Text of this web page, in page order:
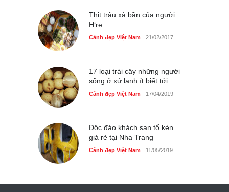
Thịt trâu xà bần của người
H‘re
Cảnh đẹp Việt Nam 21/02/2017
17 loại trái cây những người
sống ở xứ lạnh ít biết tới
Cảnh đẹp Việt Nam 17/04/2019
Độc đáo khách sạn tổ kén
giá rẻ tại Nha Trang
Cảnh đẹp Việt Nam 11/05/2019